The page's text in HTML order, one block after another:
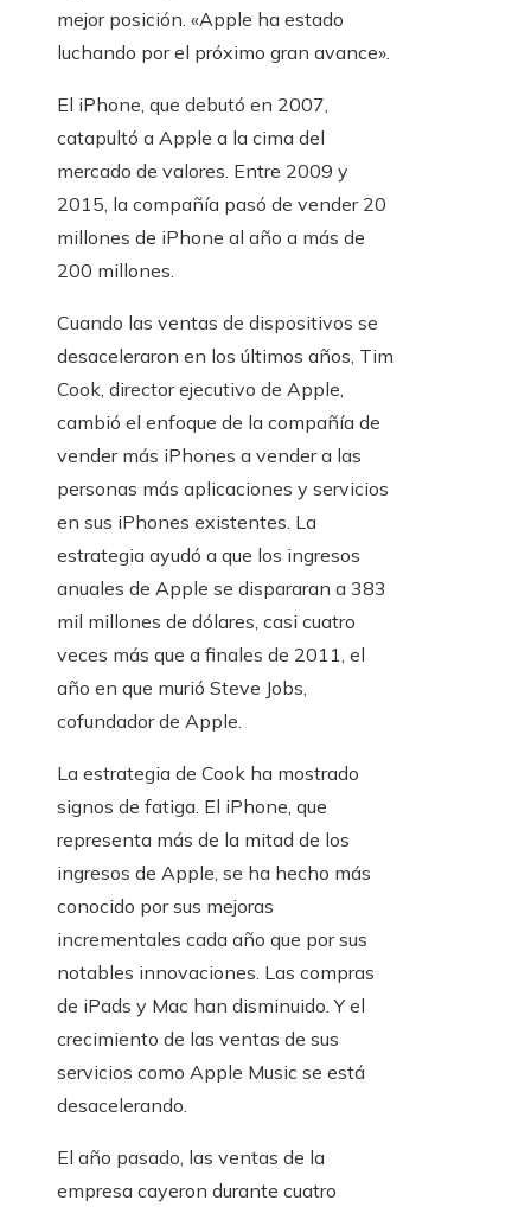
mejor posición. «Apple ha estado
luchando por el próximo gran avance».
El iPhone, que debutó en 2007,
catapultó a Apple a la cima del
mercado de valores. Entre 2009 y
2015, la compañía pasó de vender 20
millones de iPhone al año a más de
200 millones.
Cuando las ventas de dispositivos se
desaceleraron en los últimos años, Tim
Cook, director ejecutivo de Apple,
cambió el enfoque de la compañía de
vender más iPhones a vender a las
personas más aplicaciones y servicios
en sus iPhones existentes. La
estrategia ayudó a que los ingresos
anuales de Apple se dispararan a 383
mil millones de dólares, casi cuatro
veces más que a finales de 2011, el
año en que murió Steve Jobs,
cofundador de Apple.
La estrategia de Cook ha mostrado
signos de fatiga. El iPhone, que
representa más de la mitad de los
ingresos de Apple, se ha hecho más
conocido por sus mejoras
incrementales cada año que por sus
notables innovaciones. Las compras
de iPads y Mac han disminuido. Y el
crecimiento de las ventas de sus
servicios como Apple Music se está
desacelerando.
El año pasado, las ventas de la
empresa cayeron durante cuatro